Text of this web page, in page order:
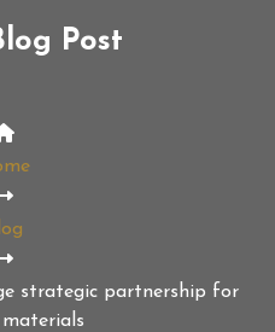
Post
strategic partnership for